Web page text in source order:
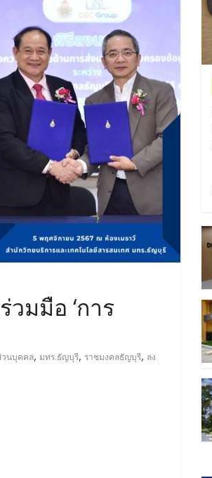
มมือ ‘การ
วนบุคคล, มทร.ธัญบุรี, ราชมงคลธัญบุรี, ลง